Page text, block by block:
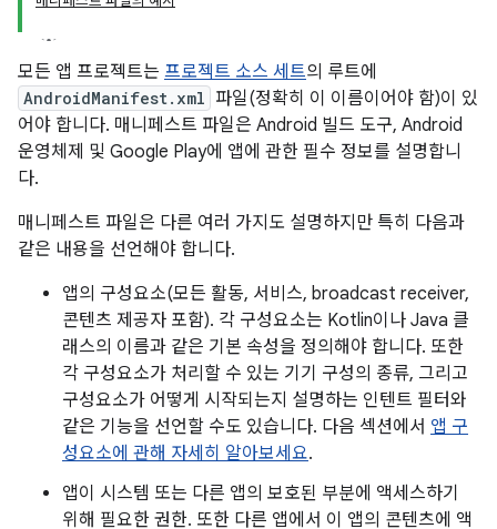
모든 앱 프로젝트는 프로젝트 소스 세트의 루트에
AndroidManifest.xml 파일(정확히 이 이름이어야 함)이 있
어야 합니다. 매니페스트 파일은 Android 빌드 도구, Android
운영체제 및 Google Play에 앱에 관한 필수 정보를 설명합니
다.
매니페스트 파일은 다른 여러 가지도 설명하지만 특히 다음과
같은 내용을 선언해야 합니다.
앱의 구성요소(모든 활동, 서비스, broadcast receiver,
콘텐츠 제공자 포함). 각 구성요소는 Kotlin이나 Java 클
래스의 이름과 같은 기본 속성을 정의해야 합니다. 또한
각 구성요소가 처리할 수 있는 기기 구성의 종류, 그리고
구성요소가 어떻게 시작되는지 설명하는 인텐트 필터와
같은 기능을 선언할 수도 있습니다. 다음 섹션에서 앱 구
성요소에 관해 자세히 알아보세요.
앱이 시스템 또는 다른 앱의 보호된 부분에 액세스하기
위해 필요한 권한. 또한 다른 앱에서 이 앱의 콘텐츠에 액